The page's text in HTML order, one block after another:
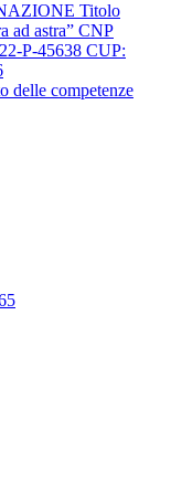
Titolo
ad astra” CNP
P-45638 CUP:
delle competenze